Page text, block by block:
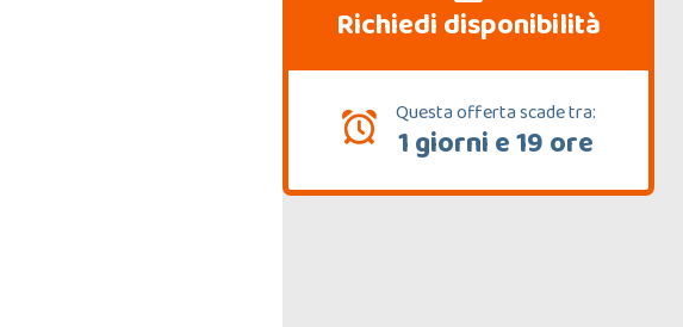
Richiedi disponibilità
Questa offerta scade tra:
1 giorni e 19 ore